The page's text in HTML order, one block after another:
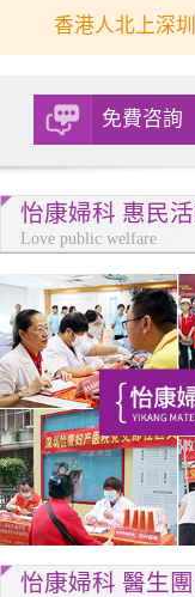
香港人北上深
免費咨詢
怡康婦科 惠民
Love public welfare
怡康婦科 醫生